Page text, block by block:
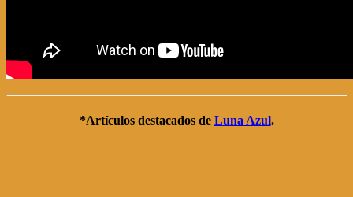
*Artículos destacados de Luna Azul.